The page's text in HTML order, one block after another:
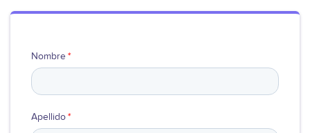
Nombre*
Apellido*